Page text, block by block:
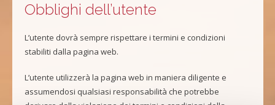
Obblighi dell’utente
L’utente dovrà sempre rispettare i termini e condizioni
stabiliti dalla pagina web.
L’utente utilizzerà la pagina web in maniera diligente e
assumendosi qualsiasi responsabilità che potrebbe